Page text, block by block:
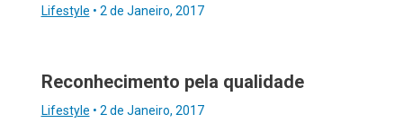
Lifestyle • 2 de Janeiro, 2017
Reconhecimento pela qualidade
Lifestyle • 2 de Janeiro, 2017